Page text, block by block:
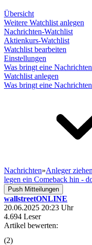
Übersicht
Weitere Watchlist anlegen
Nachrichten-Watchlist
Aktienkurs-Watchlist
Watchlist bearbeiten
Einstellungen
Was bringt eine
Watchlist anlegen
Was bringt eine
Nachrichten»Anleger
legen ein Comeback hin -
Push Mitteilungen
wallstreetONLINE
20.06.2025 20:23 Uhr
4.694 Leser
Artikel bewerten:
(2)